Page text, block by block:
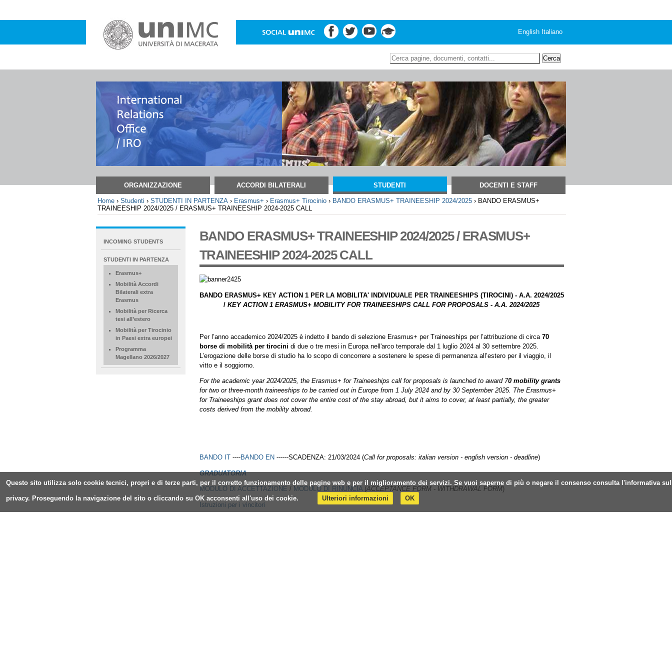
contenuti.
Salta
alla
English Italiano
Inserire il termine di ricerca
ORGANIZZAZIONE ACCORDI BILATERALI STUDENTI DOCENTI E STAFF
Home ›Studenti ›STUDENTI IN PARTENZA › Erasmus+ › Erasmus+ Tirocinio › BANDO ERASMUS+ TRAINEESHIP 2024/2025 › BANDO ERASMUS+
TRAINEESHIP 2024/2025 / ERASMUS+ TRAINEESHIP 2024-2025 CALL
BANDO ERASMUS+ TRAINEESHIP 2024/2025 / ERASMUS+
TRAINEESHIP 2024-2025 CALL
BANDO ERASMUS+ KEY ACTION 1 PER LA MOBILITA' INDIVIDUALE PER TRAINEESHIPS (TIROCINI) - A.A. 2024/2025
/KEY ACTION 1 ERASMUS+ MOBILITY FOR TRAINEESHIPS CALL FOR PROPOSALS - A.A. 2024/2025
Per l’anno accademico 2024/2025 è indetto il bando di selezione Erasmus+ per Traineeships per l’attribuzione di circa 70
borse di mobilità per tirocini di due o tre mesi in Europa nell'arco temporale dal 1 luglio 2024 al 30 settembre 2025.
L’erogazione delle borse di studio ha lo scopo di concorrere a sostenere le spese di permanenza all’estero per il viaggio, il
vitto e il soggiorno.
For the academic year 2024/2025, the Erasmus+ for Traineeships call for proposals is launched to award 70 mobility grants
for two or three-month traineeships to be carried out in Europe from 1 July 2024 and by 30 September 2025. The Erasmus+
for Traineeships grant does not cover the entire cost of the stay abroad, but it aims to cover, at least partially, the greater
costs derived from the mobility abroad.
BANDO IT ----BANDO EN ------SCADENZA: 21/03/2024 (Call for proposals: italian version - english version - deadline)
GRADUATORIA
MODULO DI ACCETTAZIONE / MODULO DI RINUNCIA (ACCEPTANCE FORM - WITHDRAWAL FORM)
Istruzioni per i vincitori
EXTENDED
INCOMING STUDENTS
STUDENTI IN PARTENZA
Erasmus+
Mobilità Accordi
Bilaterali extra
Erasmus
Mobilità per Ricerca
tesi all’estero
Mobilità per Tirocinio
in Paesi extra europei
Programma
Magellano 2026/2027
Questo sito utilizza solo cookie tecnici, propri e di terze parti, per il corretto funzionamento delle pagine web e per il miglioramento dei servizi. Se vuoi saperne di più o negare il consenso consulta l'informativa
privacy. Proseguendo la navigazione del sito o cliccando su OK acconsenti all'uso dei cookie. Ulteriori informazioni OK